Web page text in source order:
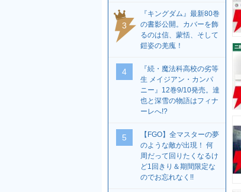
3
『キングダム』最新80巻
の書影公開。カバーを飾
るのは信、蒙恬、そして
鎧姿の羌瘣！
4
『続・魔法科高校の劣等
生 メイジアン・カンパ
ニー』12巻9/10発売。達
也と深雪の物語はフィナ
ーレへ!?
5
【FGO】全マスターの夢
のような敵が出現！ 何
周だって回りたくなるけ
ど1回きり＆期間限定な
のでお忘れなく!!